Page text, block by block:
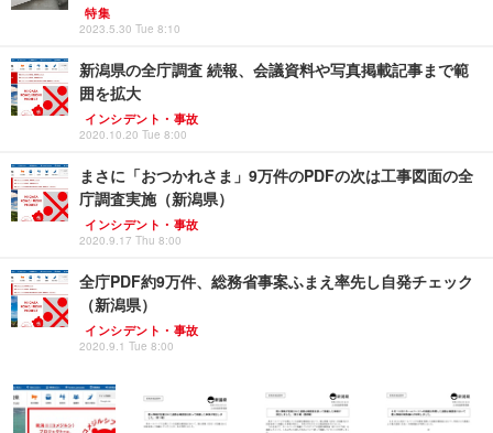
特集
2023.5.30 Tue 8:10
新潟県の全庁調査 続報、会議資料や写真掲載記事まで範
囲を拡大
インシデント・事故
2020.10.20 Tue 8:00
まさに「おつかれさま」9万件のPDFの次は工事図面の全
庁調査実施（新潟県）
インシデント・事故
2020.9.17 Thu 8:00
全庁PDF約9万件、総務省事案ふまえ率先し自発チェック
（新潟県）
インシデント・事故
2020.9.1 Tue 8:00